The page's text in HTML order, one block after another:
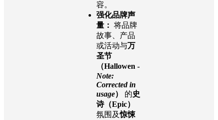
容。
强化品牌声
量： 将品牌
故事、产品
或活动与万
圣节
（Hallowen -
Note:
Corrected in
usage） 的史
诗（Epic）
氛围及惊悚